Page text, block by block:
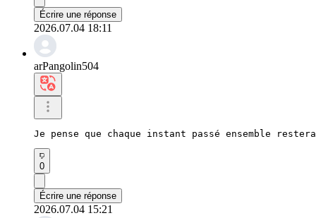
Écrire une réponse
2026.07.04 18:11
arPangolin504
Je pense que chaque instant passé ensemble
0
Écrire une réponse
2026.07.04 15:21